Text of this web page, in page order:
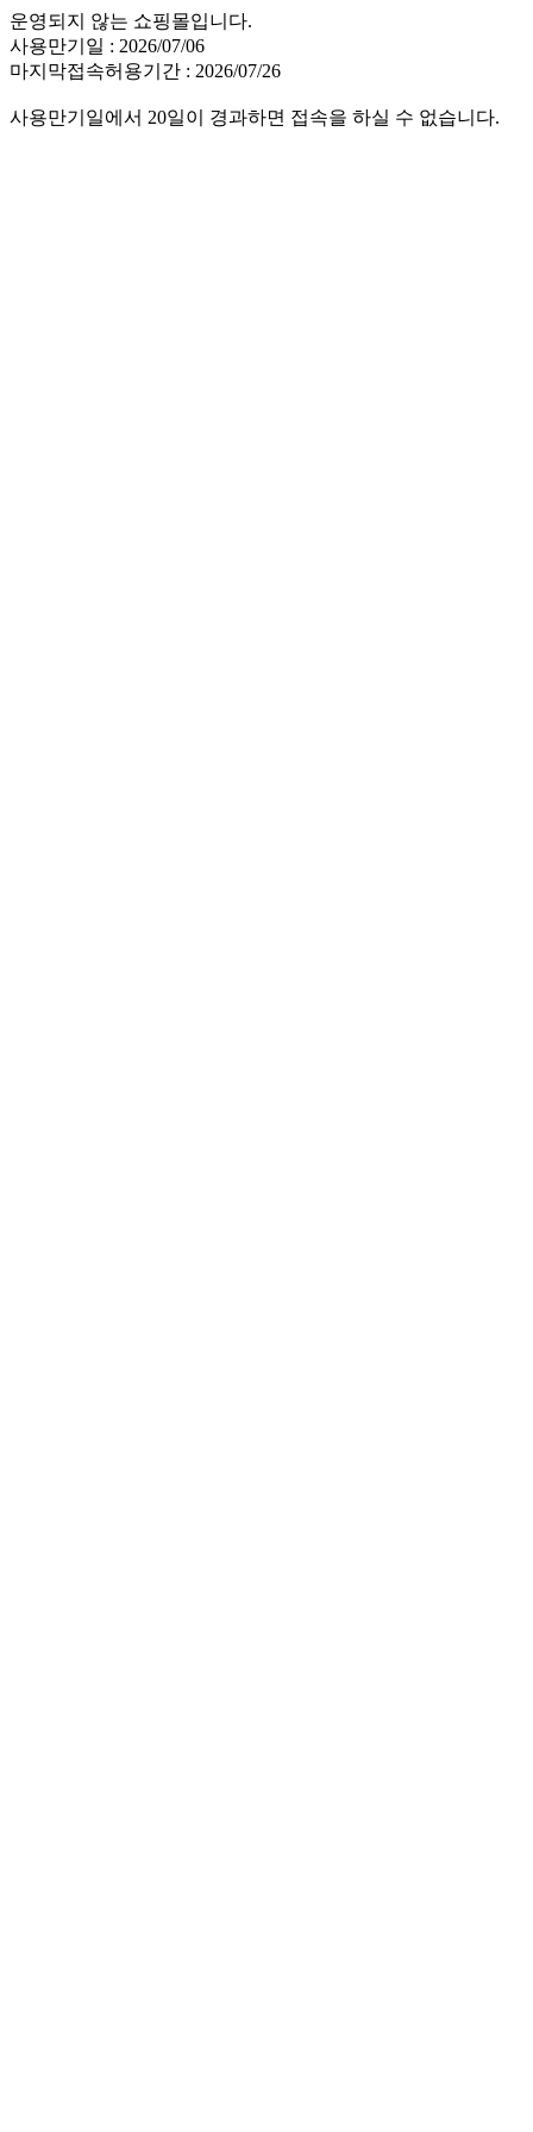
운영되지 않는 쇼핑몰입니다.
사용만기일 : 2026/07/06
마지막접속허용기간 : 2026/07/26
사용만기일에서 20일이 경과하면 접속을 하실 수 없습니다.